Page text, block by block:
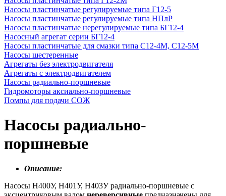
Насосы пластинчатые регулируемые типа Г12-5
Насосы пластинчатые регулируемые типа НПлР
Насосы пластинчатые нерегулируемые типа БГ12-4
Насосный агрегат серии БГ12-4
Насосы пластинчатые для смазки типа C12-4М, С12-5М
Насосы шестеренные
Агрегаты без электродвигателя
Агрегаты с электродвигателем
Насосы радиально-поршневые
Гидромоторы аксиально-поршневые
Помпы для подачи СОЖ
Насосы радиально-
поршневые
Описание:
Насосы Н400У, Н401У, Н403У радиально-поршневые с